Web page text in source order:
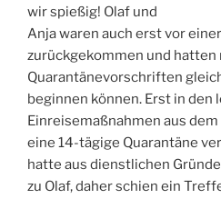
wir spießig! Olaf und
Anja waren auch erst vor
zurückgekommen und hatten
Quarantänevorschriften
beginnen können. Erst in den
Einreisemaßnahmen aus
eine 14-tägige Quarantäne
hatte aus dienstlichen
zu Olaf, daher schien ein